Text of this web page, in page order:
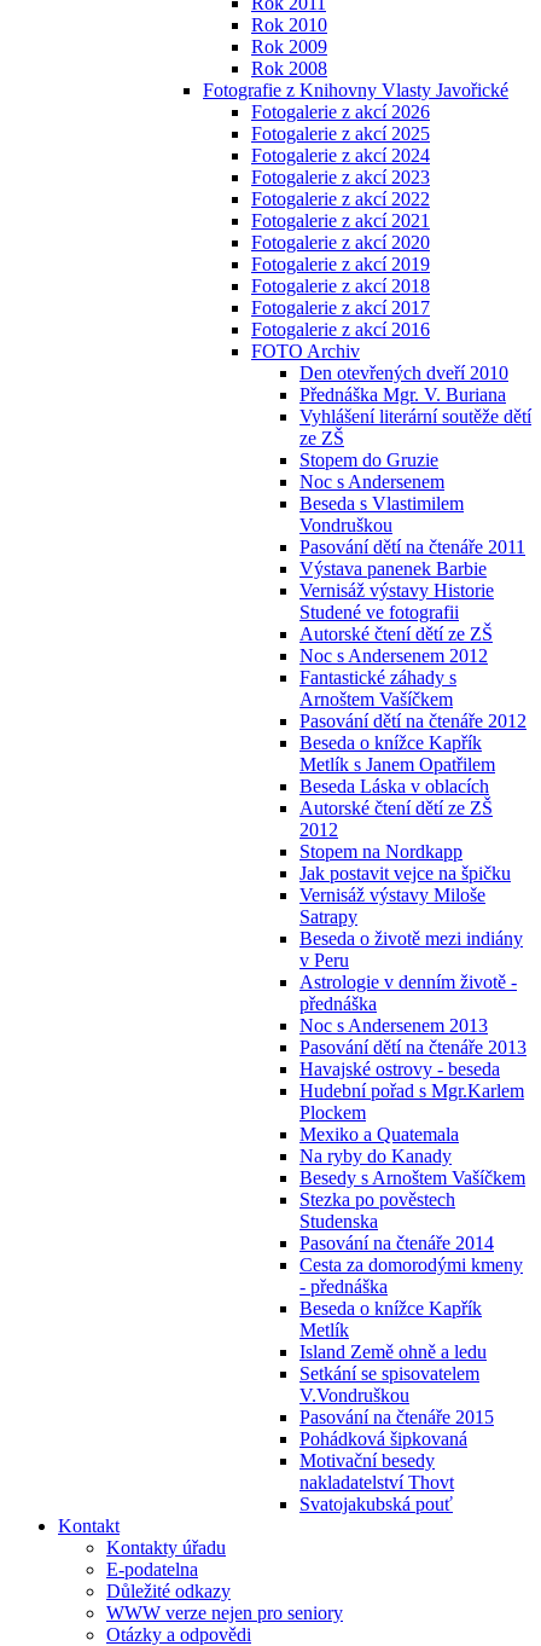
Rok 2010
Rok 2009
Rok 2008
Fotografie z Knihovny Vlasty Javořické
Fotogalerie z akcí 2026
Fotogalerie z akcí 2025
Fotogalerie z akcí 2024
Fotogalerie z akcí 2023
Fotogalerie z akcí 2022
Fotogalerie z akcí 2021
Fotogalerie z akcí 2020
Fotogalerie z akcí 2019
Fotogalerie z akcí 2018
Fotogalerie z akcí 2017
Fotogalerie z akcí 2016
FOTO Archiv
Den otevřených dveří 2010
Přednáška Mgr. V. Buriana
Vyhlášení literární soutěže dětí
ze ZŠ
Stopem do Gruzie
Noc s Andersenem
Beseda s Vlastimilem
Vondruškou
Pasování dětí na čtenáře 2011
Výstava panenek Barbie
Vernisáž výstavy Historie
Studené ve fotografii
Autorské čtení dětí ze ZŠ
Noc s Andersenem 2012
Fantastické záhady s
Arnoštem Vašíčkem
Pasování dětí na čtenáře 2012
Beseda o knížce Kapřík
Metlík s Janem Opatřilem
Beseda Láska v oblacích
Autorské čtení dětí ze ZŠ
2012
Stopem na Nordkapp
Jak postavit vejce na špičku
Vernisáž výstavy Miloše
Satrapy
Beseda o životě mezi indiány
v Peru
Astrologie v denním životě -
přednáška
Noc s Andersenem 2013
Pasování dětí na čtenáře 2013
Havajské ostrovy - beseda
Hudební pořad s Mgr.Karlem
Plockem
Mexiko a Quatemala
Na ryby do Kanady
Besedy s Arnoštem Vašíčkem
Stezka po pověstech
Studenska
Pasování na čtenáře 2014
Cesta za domorodými kmeny
- přednáška
Beseda o knížce Kapřík
Metlík
Island Země ohně a ledu
Setkání se spisovatelem
V.Vondruškou
Pasování na čtenáře 2015
Pohádková šipkovaná
Motivační besedy
nakladatelství Thovt
Svatojakubská pouť
Kontakt
Kontakty úřadu
E-podatelna
Důležité odkazy
WWW verze nejen pro seniory
Otázky a odpovědi